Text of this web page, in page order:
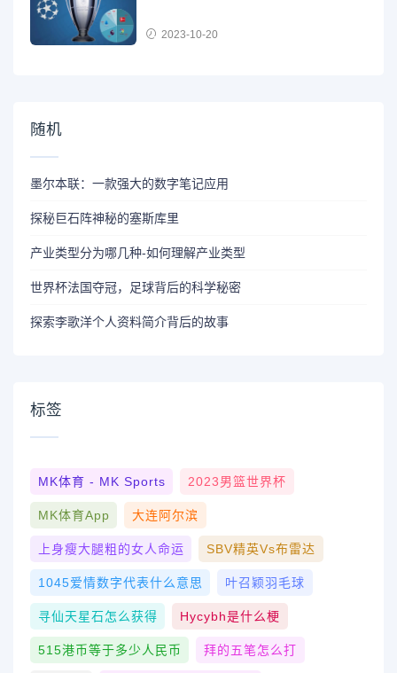
2023-10-20
随机
墨尔本联：一款强大的数字笔记应用
探秘巨石阵神秘的塞斯库里
产业类型分为哪几种-如何理解产业类型
世界杯法国夺冠，足球背后的科学秘密
探索李歌洋个人资料简介背后的故事
标签
MK体育 - MK Sports 2023男篮世界杯
MK体育App 大连阿尔滨
上身瘦大腿粗的女人命运 SBV精英vs布雷达
1045爱情数字代表什么意思 叶召颖羽毛球
寻仙天星石怎么获得 Hycybh是什么梗
515港币等于多少人民币 拜的五笔怎么打